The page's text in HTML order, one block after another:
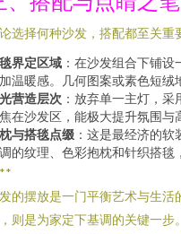
选择何种沙发，搭配都至关重
界定区域 ：在沙发组合下铺
温暖感。几何图案或素色短绒
营造层次 ：放弃单一主灯，
在沙发区，能极大提升氛围与
与搭毯点缀 ：这是最经济的
的纹理、色彩抱枕和针织搭毯
的摆放是一门平衡艺术与生
则是为家定下基调的关键一